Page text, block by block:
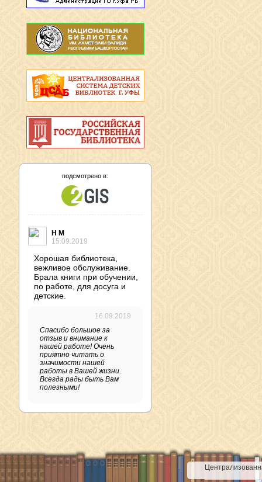
подсмотрено в:
Н М
15.09.2019
Хорошая библиотека,
вежливое обслуживание.
Брала книги при обучении,
по работе, для досуга и
детские.
16.09.2019
Спасибо большое за
отзыв и внимание к
нашей работе! Очень
приятно читать о
значимости нашей
работы в Вашей жизни.
Всегда рады быть Вам
полезными!